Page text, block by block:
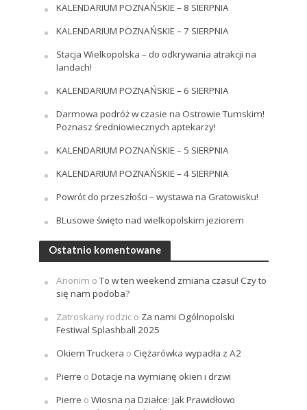
KALENDARIUM POZNAŃSKIE – 8 SIERPNIA
KALENDARIUM POZNAŃSKIE – 7 SIERPNIA
Stacja Wielkopolska – do odkrywania atrakcji na
landach!
KALENDARIUM POZNAŃSKIE – 6 SIERPNIA
Darmowa podróż w czasie na Ostrowie Tumskim!
Poznasz średniowiecznych aptekarzy!
KALENDARIUM POZNAŃSKIE – 5 SIERPNIA
KALENDARIUM POZNAŃSKIE – 4 SIERPNIA
Powrót do przeszłości – wystawa na Gratowisku!
BLusowe święto nad wielkopolskim jeziorem
Ostatnio komentowane
Anonim oTo w ten weekend zmiana czasu! Czy to
się nam podoba?
Zatroskany rodzico Za nami Ogólnopolski
Festiwal Splashball 2025
Okiem Truckera o Ciężarówka wypadła z A2
Pierre o Dotacje na wymianę okien i drzwi
Pierre o Wiosna na Działce: Jak Prawidłowo